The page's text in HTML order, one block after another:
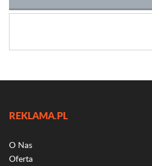
REKLAMA.PL
O Nas
Oferta